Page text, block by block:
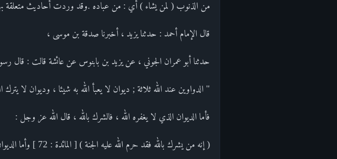
من الذنوب ( لمن يشاء ) أي : من عباده .وقد وردت أحاديث متعلقة بهذه
قال الإمام أحمد : حدثنا يزيد ، أخبرنا صدقة بن موسى ،
حدثنا أبو عمران الجوني ، عن يزيد بن بابنوس عن عائشة قالت : قال
" الدواوين عند الله ثلاثة ; ديوان لا يعبأ الله به شيئا ، وديوان لا يترك
فأما الديوان الذي لا يغفره الله ، فالشرك بالله ، قال الله عز وجل :
( إنه من يشرك بالله فقد حرم الله عليه الجنة ) [ المائدة : 72 ] وأما الديوان الذي لا يعبأ الله به شيئا ، فظلم العبد نفسه فيما بينه وبين ربه ،